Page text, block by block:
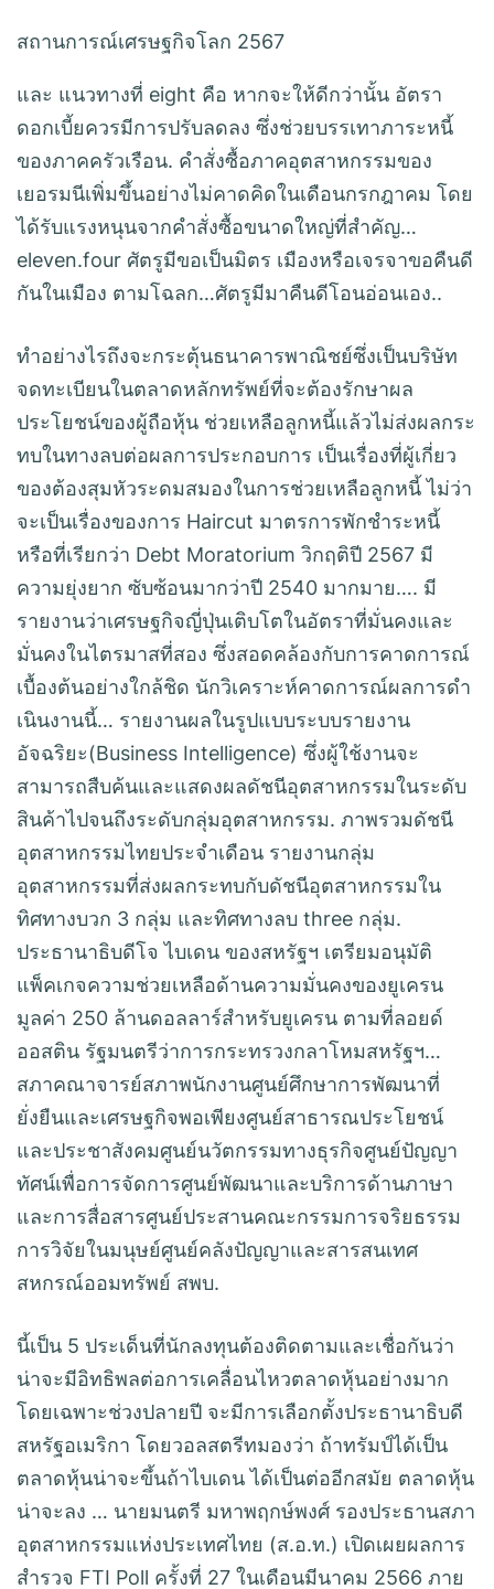
สถานการณ์เศรษฐกิจโลก 2567
และ แนวทางที่ eight คือ หากจะให้ดีกว่านั้น อัตรา
ดอกเบี้ยควรมีการปรับลดลง ซึ่งช่วยบรรเทาภาระหนี้
ของภาคครัวเรือน. คําสั่งซื้อภาคอุตสาหกรรมของ
เยอรมนีเพิ่มขึ้นอย่างไม่คาดคิดในเดือนกรกฎาคม โดย
ได้รับแรงหนุนจากคําสั่งซื้อขนาดใหญ่ที่สําคัญ…
eleven.four ศัตรูมีขอเป็นมิตร เมืองหรือเจรจาขอคืนดี
กันในเมือง ตามโฉลก…ศัตรูมีมาคืนดีโอนอ่อนเอง..
ทำอย่างไรถึงจะกระตุ้นธนาคารพาณิชย์ซึ่งเป็นบริษัท
จดทะเบียนในตลาดหลักทรัพย์ที่จะต้องรักษาผล
ประโยชน์ของผู้ถือหุ้น ช่วยเหลือลูกหนี้แล้วไม่ส่งผลกระ
ทบในทางลบต่อผลการประกอบการ เป็นเรื่องที่ผู้เกี่ยว
ของต้องสุมหัวระดมสมองในการช่วยเหลือลูกหนี้ ไม่ว่า
จะเป็นเรื่องของการ Haircut มาตรการพักชำระหนี้
หรือที่เรียกว่า Debt Moratorium วิกฤติปี 2567 มี
ความยุ่งยาก ซับซ้อนมากว่าปี 2540 มากมาย…. มี
รายงานว่าเศรษฐกิจญี่ปุ่นเติบโตในอัตราที่มั่นคงและ
มั่นคงในไตรมาสที่สอง ซึ่งสอดคล้องกับการคาดการณ์
เบื้องต้นอย่างใกล้ชิด นักวิเคราะห์คาดการณ์ผลการดํา
เนินงานนี้… รายงานผลในรูปแบบระบบรายงาน
อัจฉริยะ(Business Intelligence) ซึ่งผู้ใช้งานจะ
สามารถสืบค้นและแสดงผลดัชนีอุตสาหกรรมในระดับ
สินค้าไปจนถึงระดับกลุ่มอุตสาหกรรม. ภาพรวมดัชนี
อุตสาหกรรมไทยประจำเดือน รายงานกลุ่ม
อุตสาหกรรมที่ส่งผลกระทบกับดัชนีอุตสาหกรรมใน
ทิศทางบวก 3 กลุ่ม และทิศทางลบ three กลุ่ม.
ประธานาธิบดีโจ ไบเดน ของสหรัฐฯ เตรียมอนุมัติ
แพ็คเกจความช่วยเหลือด้านความมั่นคงของยูเครน
มูลค่า 250 ล้านดอลลาร์สําหรับยูเครน ตามที่ลอยด์
ออสติน รัฐมนตรีว่าการกระทรวงกลาโหมสหรัฐฯ…
สภาคณาจารย์สภาพนักงานศูนย์ศึกษาการพัฒนาที่
ยั่งยืนและเศรษฐกิจพอเพียงศูนย์สาธารณประโยชน์
และประชาสังคมศูนย์นวัตกรรมทางธุรกิจศูนย์ปัญญา
ทัศน์เพื่อการจัดการศูนย์พัฒนาและบริการด้านภาษา
และการสื่อสารศูนย์ประสานคณะกรรมการจริยธรรม
การวิจัยในมนุษย์ศูนย์คลังปัญญาและสารสนเทศ
สหกรณ์ออมทรัพย์ สพบ.
นี้เป็น 5 ประเด็นที่นักลงทุนต้องติดตามและเชื่อกันว่า
น่าจะมีอิทธิพลต่อการเคลื่อนไหวตลาดหุ้นอย่างมาก
โดยเฉพาะช่วงปลายปี จะมีการเลือกตั้งประธานาธิบดี
สหรัฐอเมริกา โดยวอลสตรีทมองว่า ถ้าทรัมป์ได้เป็น
ตลาดหุ้นน่าจะขึ้นถ้าไบเดน ได้เป็นต่ออีกสมัย ตลาดหุ้น
น่าจะลง … นายมนตรี มหาพฤกษ์พงศ์ รองประธานสภา
อุตสาหกรรมแห่งประเทศไทย (ส.อ.ท.) เปิดเผยผลการ
สำรวจ FTI Poll ครั้งที่ 27 ในเดือนมีนาคม 2566 ภาย